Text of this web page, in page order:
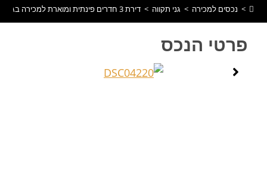
> נכסים למכירה > גני תקווה > דירת 3 חדרים פינתית ומוארת למכירה בגני תקווה – במתחם התחדשות מתקדם
פרטי הנכס